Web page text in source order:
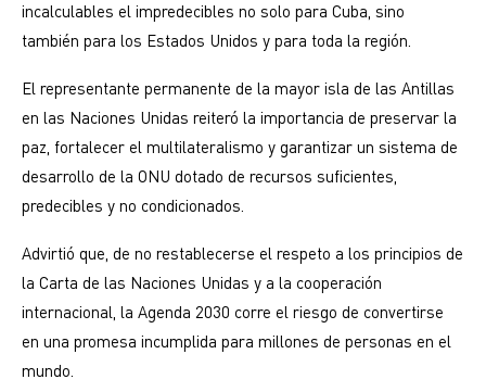
incalculables el impredecibles no solo para Cuba, sino
también para los Estados Unidos y para toda la región.
El representante permanente de la mayor isla de las Antillas
en las Naciones Unidas reiteró la importancia de preservar la
paz, fortalecer el multilateralismo y garantizar un sistema de
desarrollo de la ONU dotado de recursos suficientes,
predecibles y no condicionados.
Advirtió que, de no restablecerse el respeto a los principios de
la Carta de las Naciones Unidas y a la cooperación
internacional, la Agenda 2030 corre el riesgo de convertirse
en una promesa incumplida para millones de personas en el
mundo.